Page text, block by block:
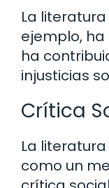
La
ejemplo,
ha
injusticias
Crítica
La
como un